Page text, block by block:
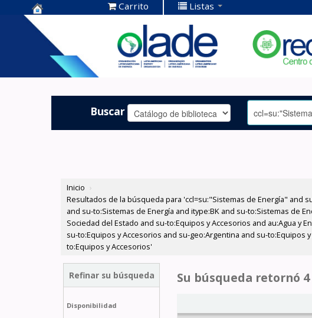
Centro de
Documentación
OLADE -
Carrito Listas
Buscar
Inicio ›
Resultados de la búsqueda para 'ccl=su:"Sistemas de Energía" and
and su-to:Sistemas de Energía and itype:BK and su-to:Sistemas de
Sociedad del Estado and su-to:Equipos y Accesorios and au:Agua y
su-to:Equipos y Accesorios and su-geo:Argentina and su-to:Equipos
to:Equipos y Accesorios'
Refinar su búsqueda
Disponibilidad
Su búsqueda retornó